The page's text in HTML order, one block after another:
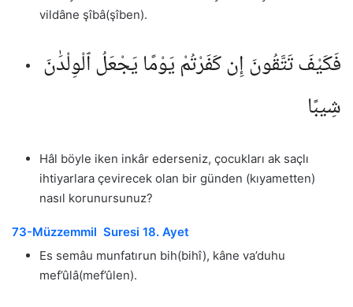
vildâne şîbâ(şîben).
فَكَيْفَ تَتَّقُونَ إِن كَفَرْتُمْ يَوْمًا يَجْعَلُ ٱلْوِلْدَٰنَ
شِيبًا
Hâl böyle iken inkâr ederseniz, çocukları ak saçlı
ihtiyarlara çevirecek olan bir günden (kıyametten)
nasıl korunursunuz?
73-Müzzemmil Suresi 18. Ayet
Es semâu munfatırun bih(bihî), kâne va’duhu
mef’ûlâ(mef’ûlen).